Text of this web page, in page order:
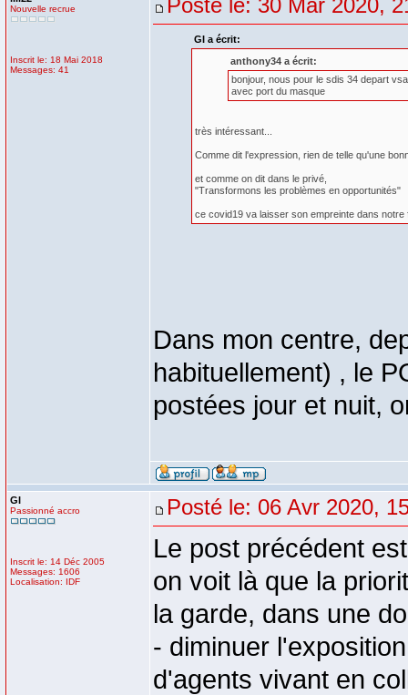
Nouvelle recrue
Inscrit le: 18 Mai 2018
Messages: 41
Posté le: 30 Mar 2020,
GI a écrit:
anthony34 a écrit:
bonjour, nous pour le sdis 34 depart
avec port du masque
très intéressant...
Comme dit l'expression, rien de telle qu'une
et comme on dit dans le privé,
"Transformons les problèmes en opportunités"
ce covid19 va laisser son empreinte dans notre
Dans mon centre,
habituellement) , le
postées jour et nuit,
GI
Passionné accro
Inscrit le: 14 Déc 2005
Messages: 1606
Localisation: IDF
Posté le: 06 Avr 2020,
Le post précédent
on voit là que la
la garde, dans une
- diminuer
d'agents vivant en